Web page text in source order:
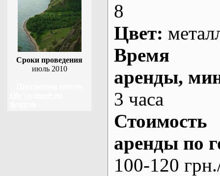
Сроки проведения
июль 2010
8
Цвет:
Время
аренды,
3 часа
Стоимость
аренды по
100-120